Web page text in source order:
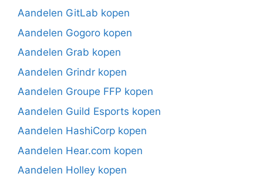
Aandelen GitLab kopen
Aandelen Gogoro kopen
Aandelen Grab kopen
Aandelen Grindr kopen
Aandelen Groupe FFP kopen
Aandelen Guild Esports kopen
Aandelen HashiCorp kopen
Aandelen Hear.com kopen
Aandelen Holley kopen